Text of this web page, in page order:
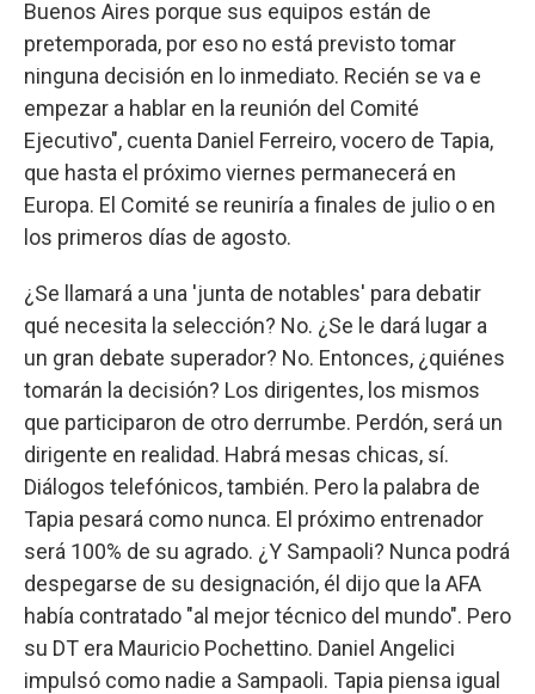
Buenos Aires porque sus equipos están de
pretemporada, por eso no está previsto tomar
ninguna decisión en lo inmediato. Recién se va e
empezar a hablar en la reunión del Comité
Ejecutivo", cuenta Daniel Ferreiro, vocero de Tapia,
que hasta el próximo viernes permanecerá en
Europa. El Comité se reuniría a finales de julio o en
los primeros días de agosto.
¿Se llamará a una 'junta de notables' para debatir
qué necesita la selección? No. ¿Se le dará lugar a
un gran debate superador? No. Entonces, ¿quiénes
tomarán la decisión? Los dirigentes, los mismos
que participaron de otro derrumbe. Perdón, será un
dirigente en realidad. Habrá mesas chicas, sí.
Diálogos telefónicos, también. Pero la palabra de
Tapia pesará como nunca. El próximo entrenador
será 100% de su agrado. ¿Y Sampaoli? Nunca podrá
despegarse de su designación, él dijo que la AFA
había contratado "al mejor técnico del mundo". Pero
su DT era Mauricio Pochettino. Daniel Angelici
impulsó como nadie a Sampaoli. Tapia piensa igual